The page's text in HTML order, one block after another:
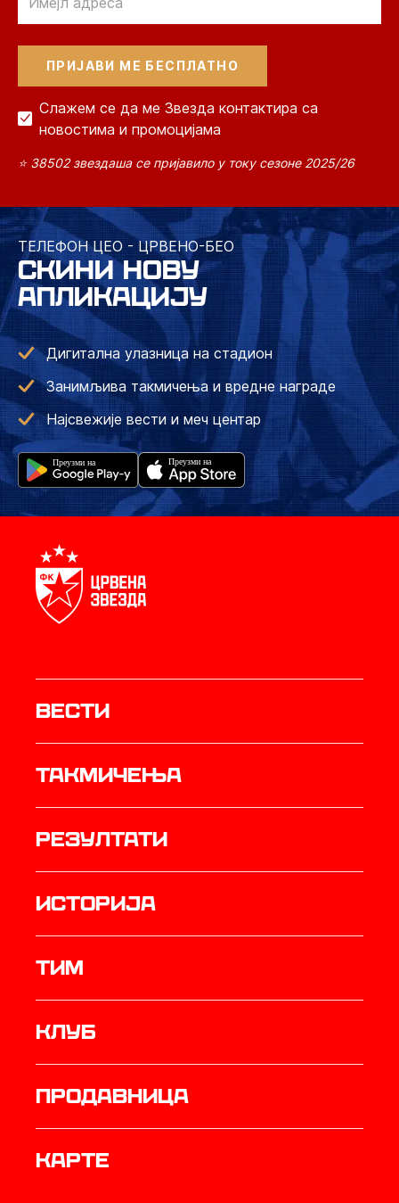
Слажем се да ме Звезда контактира са
новостима и промоцијама
⭐ 38502 звездаша се пријавило у току сезоне 2025/26
ТЕЛЕФОН ЦЕО - ЦРВЕНО-БЕО
СКИНИ НОВУ
АПЛИКАЦИЈУ
Дигитална улазница на стадион
Занимљива такмичења и вредне награде
Најсвежије вести и меч центар
Вести
Такмичења
резултати
историја
ТИМ
Клуб
продавница
Карте